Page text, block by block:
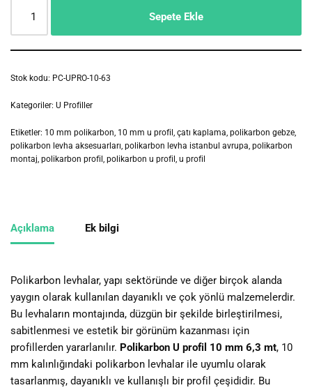
Sepete Ekle
Stok kodu: PC-UPRO-10-63
Kategoriler: U Profiller
Etiketler: 10 mm polikarbon 10 mm u profil çatı kaplama polikarbon gebze
polikarbon levha aksesuarları polikarbon levha istanbul avrupa polikarbon
montaj polikarbon profil polikarbon u profil u profil
Açıklama Ek bilgi
Polikarbon levhalar, yapı sektöründe ve diğer birçok alanda
yaygın olarak kullanılan dayanıklı ve çok yönlü malzemelerdir.
Bu levhaların montajında, düzgün bir şekilde birleştirilmesi,
sabitlenmesi ve estetik bir görünüm kazanması için
profillerden yararlanılır. Polikarbon U profil 10 mm 6,3 mt, 10
mm kalınlığındaki polikarbon levhalar ile uyumlu olarak
tasarlanmış, dayanıklı ve kullanışlı bir profil çeşididir. Bu